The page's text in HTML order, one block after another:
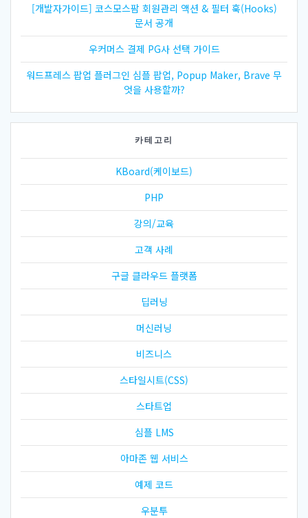
[개발자가이드] 코스모스팜 회원관리 액션 & 필터 훅(Hooks)
문서 공개
우커머스 결제 PG사 선택 가이드
워드프레스 팝업 플러그인 심플 팝업, Popup Maker, Brave 무
엇을 사용할까?
카테고리
KBoard(케이보드)
PHP
강의/교육
고객 사례
구글 클라우드 플랫폼
딥러닝
머신러닝
비즈니스
스타일시트(CSS)
스타트업
심플 LMS
아마존 웹 서비스
예제 코드
우분투